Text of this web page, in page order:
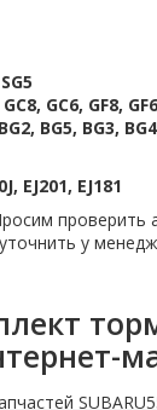
GC6, GF8,
BG5, BG3,
EJ201, EJ181
проверить
у